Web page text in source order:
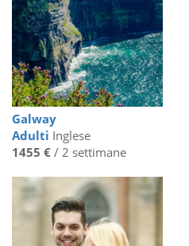
Galway
Adulti Inglese
1455 € / 2 settimane